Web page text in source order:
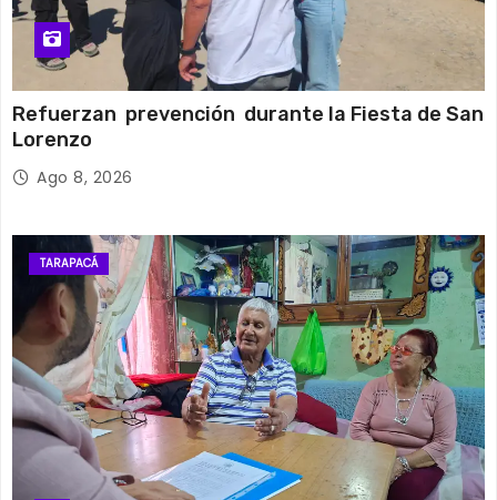
Refuerzan prevención durante la Fiesta de San
Lorenzo
Ago 8, 2026
TARAPACÁ